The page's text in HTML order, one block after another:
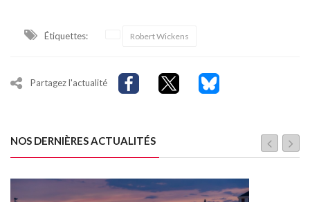
Étiquettes: Robert Wickens
Partagez l'actualité
NOS DERNIÈRES ACTUALITÉS